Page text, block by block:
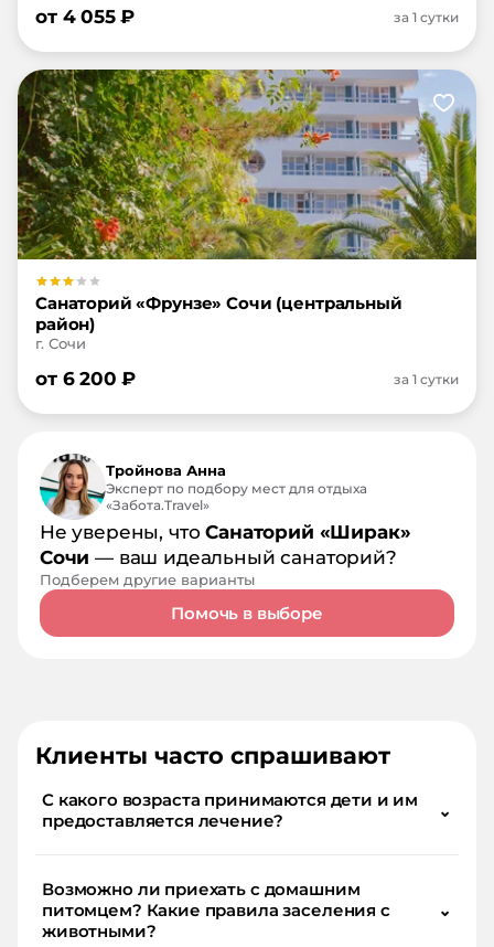
от 4 055₽ за 1 сутки
Санаторий «Фрунзе» Сочи (центральный
район)
г. Сочи
от 6 200 ₽ за 1 сутки
Тройнова Анна
Эксперт по подбору мест для отдыха
«Забота.Travel»
Не уверены, чтоСанаторий «Ширак»
Сочи — ваш идеальный санаторий?
Подберем другие варианты
Помочь в выборе
Клиенты часто спрашивают
С какого возраста принимаются дети и им
предоставляется лечение?
⌄
Возможно ли приехать с домашним
питомцем? Какие правила заселения с
животными?
⌄